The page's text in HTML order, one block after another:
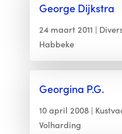
George Dijkstra
24 maart 2011
Habbeke
Georgina P.G.
10 april 2008
Volharding